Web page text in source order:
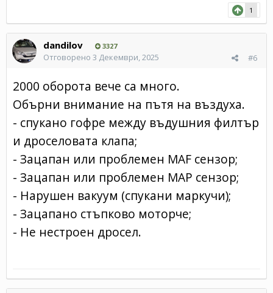
1
dandilov 3327
#6
Отговорено 3 Декември, 2025
2000 оборота вече са много.
Обърни внимание на пътя на въздуха.
- спукано гофре между въдушния филтър
и дроселовата клапа;
- Зацапан или проблемен MAF сензор;
- Зацапан или проблемен MAP сензор;
- Нарушен вакуум (спукани маркучи);
- Зацапано стъпково моторче;
- Не нестроен дросел.